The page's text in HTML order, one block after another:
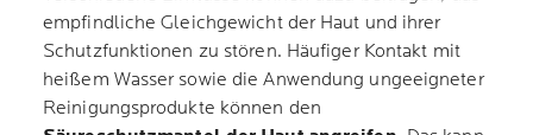
empfindliche Gleichgewicht der Haut und ihrer
Schutzfunktionen zu stören. Häufiger Kontakt mit
heißem Wasser sowie die Anwendung ungeeigneter
Reinigungsprodukte können den